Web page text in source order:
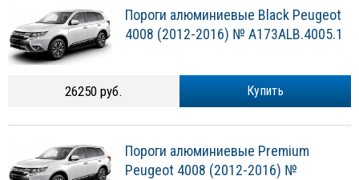
Пороги алюминиевые Black Peugeot
4008 (2012-2016) № A173ALB.4005.1
Купить
26250 руб.
Пороги алюминиевые Premium
Peugeot 4008 (2012-2016) №